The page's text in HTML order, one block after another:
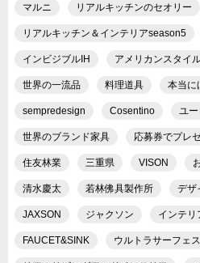
マルニ リアルキッチンのセオリー
リアルキッチン＆インテリアseason5
インビジブルIH アメリカンスタイ
世界の一流品 料理道具 本当に
sempredesign Cosentino ユ
世界のブランド家具 応募券でプレ
住友林業 三重県 VISON
清水慶太 若林佛具製作所 デザ
JAXSON ジャクソン インテリ
FAUCET&SINK ウルトラサーフェス